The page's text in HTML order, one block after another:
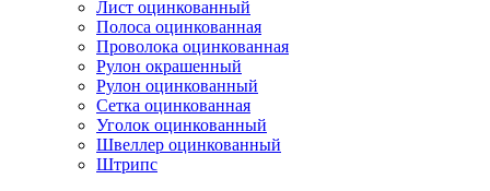
Лист оцинкованный
Полоса оцинкованная
Проволока оцинкованная
Рулон окрашенный
Рулон оцинкованный
Сетка оцинкованная
Уголок оцинкованный
Швеллер оцинкованный
Штрипс